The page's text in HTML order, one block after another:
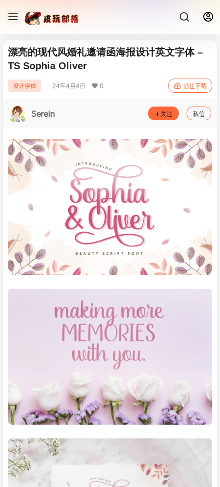
漂亮的现代风婚礼邀请函海报设计英文字体 –
TS Sophia Oliver
设计字体 24年4月4日 0 前往下载
Serein 关注 私信